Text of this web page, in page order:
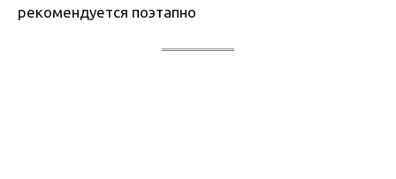
рекомендуется поэтапно